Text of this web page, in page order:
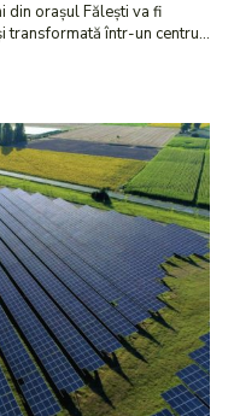
din orașul Fălești va fi
transformată într-un centru...